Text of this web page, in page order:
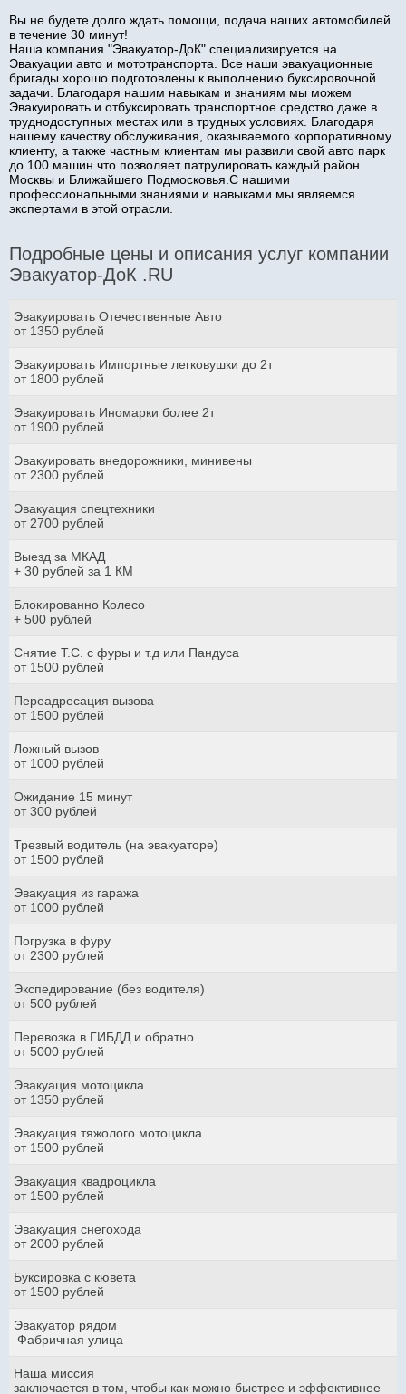
Вы не будете долго ждать помощи, подача наших автомобилей
в течение 30 минут!
Наша компания "Эвакуатор-ДоК" специализируется на
Эвакуации авто и мототранспорта. Все наши эвакуационные
бригады хорошо подготовлены к выполнению буксировочной
задачи. Благодаря нашим навыкам и знаниям мы можем
Эвакуировать и отбуксировать транспортное средство даже в
труднодоступных местах или в трудных условиях. Благодаря
нашему качеству обслуживания, оказываемого корпоративному
клиенту, а также частным клиентам мы развили свой авто парк
до 100 машин что позволяет патрулировать каждый район
Москвы и Ближайшего Подмосковья.С нашими
профессиональными знаниями и навыками мы являемся
экспертами в этой отрасли.
Подробные цены и описания услуг компании
Эвакуатор-ДоК .RU
Эвакуировать Отечественные Авто
от 1350 рублей
Эвакуировать Импортные легковушки до 2т
от 1800 рублей
Эвакуировать Иномарки более 2т
от 1900 рублей
Эвакуировать внедорожники, минивены
от 2300 рублей
Эвакуация спецтехники
от 2700 рублей
Выезд за МКАД
+ 30 рублей за 1 КМ
Блокированно Колесо
+ 500 рублей
Снятие Т.С. с фуры и т.д или Пандуса
от 1500 рублей
Переадресация вызова
от 1500 рублей
Ложный вызов
от 1000 рублей
Ожидание 15 минут
от 300 рублей
Трезвый водитель (на эвакуаторе)
от 1500 рублей
Эвакуация из гаража
от 1000 рублей
Погрузка в фуру
от 2300 рублей
Экспедирование (без водителя)
от 500 рублей
Перевозка в ГИБДД и обратно
от 5000 рублей
Эвакуация мотоцикла
от 1350 рублей
Эвакуация тяжолого мотоцикла
от 1500 рублей
Эвакуация квадроцикла
от 1500 рублей
Эвакуация снегохода
от 2000 рублей
Буксировка с кювета
от 1500 рублей
Эвакуатор рядом
Фабричная улица
Наша миссия
заключается в том, чтобы как можно быстрее и эффективнее